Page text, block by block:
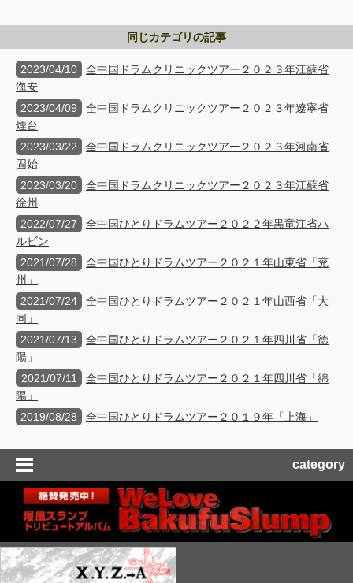
同じカテゴリの記事
2023/04/10
全中国ドラムクリニックツアー２０２３年江蘇省
海安
2023/04/09
全中国ドラムクリニックツアー２０２３年遼寧省
煙台
2023/03/22
全中国ドラムクリニックツアー２０２３年河南省
固始
2023/03/20
全中国ドラムクリニックツアー２０２３年江蘇省
徐州
2022/07/27
全中国ひとりドラムツアー２０２２年黒竜江省ハ
ルビン
2021/07/28
全中国ひとりドラムツアー２０２１年山東省「兖
州」
2021/07/24
全中国ひとりドラムツアー２０２１年山西省「大
同」
2021/07/13
全中国ひとりドラムツアー２０２１年四川省「徳
陽」
2021/07/11
全中国ひとりドラムツアー２０２１年四川省「綿
陽」
2019/08/28
全中国ひとりドラムツアー２０１９年「上海」
category